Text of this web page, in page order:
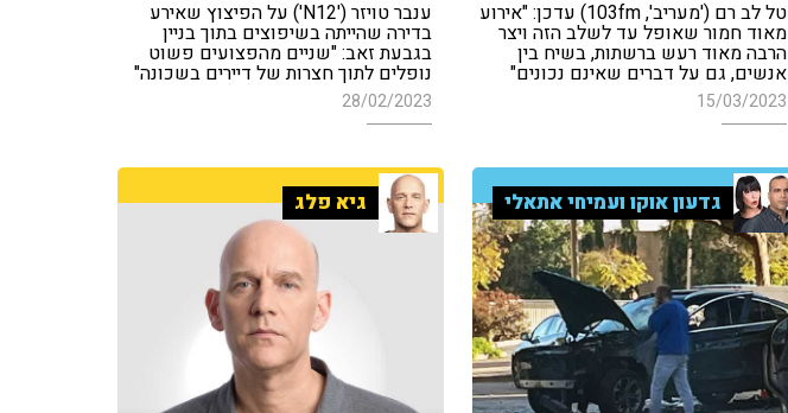
טל לב רם ('מעריב', 103fm) עדכן: "אירוע
מאוד חמור שאופל עד לשלב הזה ויצר
הרבה מאוד רעש ברשתות, בשיח בין
אנשים, גם על דברים שאינם נכונים"
15/03/2023
ענבר טויזר ('N12') על הפיצוץ שאירע
בדירה שהייתה בשיפוצים בתוך בניין
בגבעת זאב: "שניים מהפצועים פשוט
נופלים לתוך חצרות של דיירים בשכונה"
28/02/2023
גדעון אוקו ועמיחי אתאלי גיא פלג